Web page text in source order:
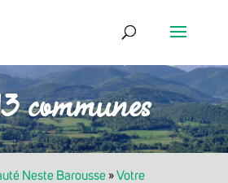
communes
Neste Barousse»Votre